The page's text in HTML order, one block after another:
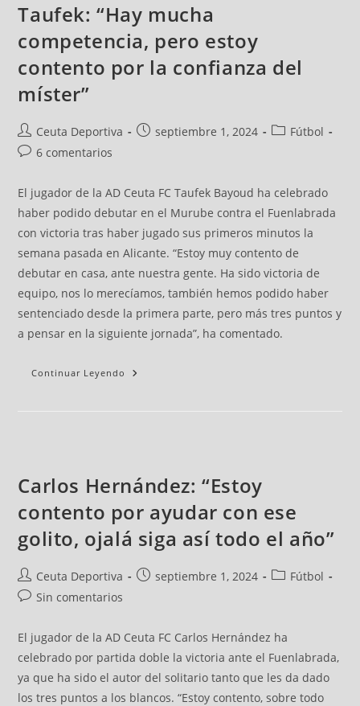
Taufek: “Hay mucha
competencia, pero estoy
contento por la confianza del
míster”
Ceuta Deportiva septiembre 1, 2024
Fútbol
6 comentarios
El jugador de la AD Ceuta FC Taufek Bayoud ha celebrado
haber podido debutar en el Murube contra el Fuenlabrada
con victoria tras haber jugado sus primeros minutos la
semana pasada en Alicante. “Estoy muy contento de
debutar en casa, ante nuestra gente. Ha sido victoria de
equipo, nos lo merecíamos, también hemos podido haber
sentenciado desde la primera parte, pero más tres puntos y
a pensar en la siguiente jornada”, ha comentado.
Continuar Leyendo
Carlos Hernández: “Estoy
contento por ayudar con ese
golito, ojalá siga así todo el año”
Ceuta Deportiva septiembre 1, 2024
Fútbol
Sin comentarios
El jugador de la AD Ceuta FC Carlos Hernández ha
celebrado por partida doble la victoria ante el Fuenlabrada,
ya que ha sido el autor del solitario tanto que les da dado
los tres puntos a los blancos. “Estoy contento, sobre todo